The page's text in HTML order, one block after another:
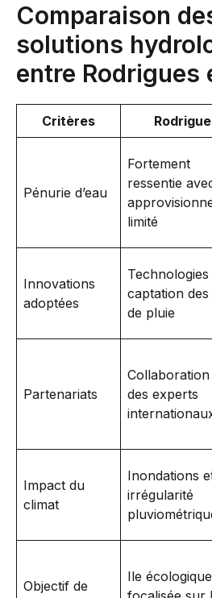
Comparaison
solutions
entre Rodrigues
Critères
Pénurie d’eau
Fortement
ressentie
limité
Innovations
adoptées
Technologies
captation
de pluie
Partenariats
des experts
Impact du
climat
Inondations
irrégularité
Objectif de
Ile écologique